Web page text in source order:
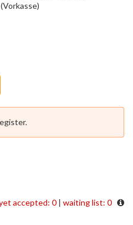
(Vorkasse)
accepted: 0 | waiting list: 0